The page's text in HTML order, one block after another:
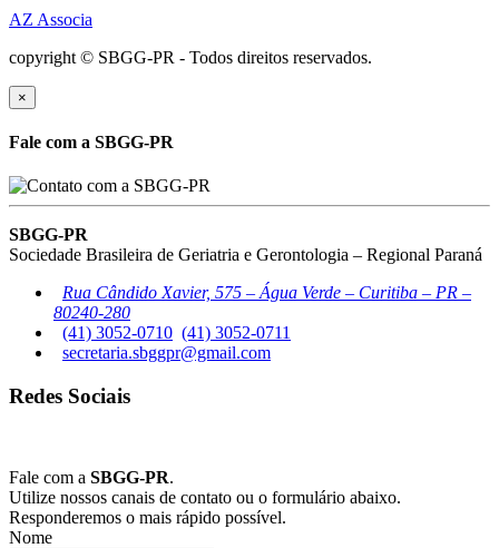
AZ Associa
copyright © SBGG-PR - Todos direitos reservados.
×
Fale com a SBGG-PR
SBGG-PR
Sociedade Brasileira de Geriatria e Gerontologia – Regional Paraná
Rua Cândido Xavier, 575 – Água Verde – Curitiba – PR –
80240-280
(41) 3052-0710 (41) 3052-0711
secretaria.sbggpr@gmail.com
Redes Sociais
Fale com a SBGG-PR.
Utilize nossos canais de contato ou o formulário abaixo.
Responderemos o mais rápido possível.
Nome